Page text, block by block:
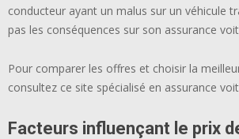
conducteur ayant un malus sur un véhicule
pas les conséquences sur son assurance
Pour comparer les offres et choisir la
consultez ce site spécialisé en assurance
Facteurs influençant le prix